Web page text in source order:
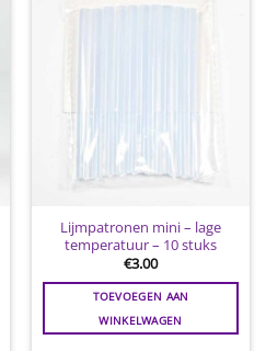
Lijmpatronen mini – lage
temperatuur – 10 stuks
€3.00
TOEVOEGEN AAN
WINKELWAGEN